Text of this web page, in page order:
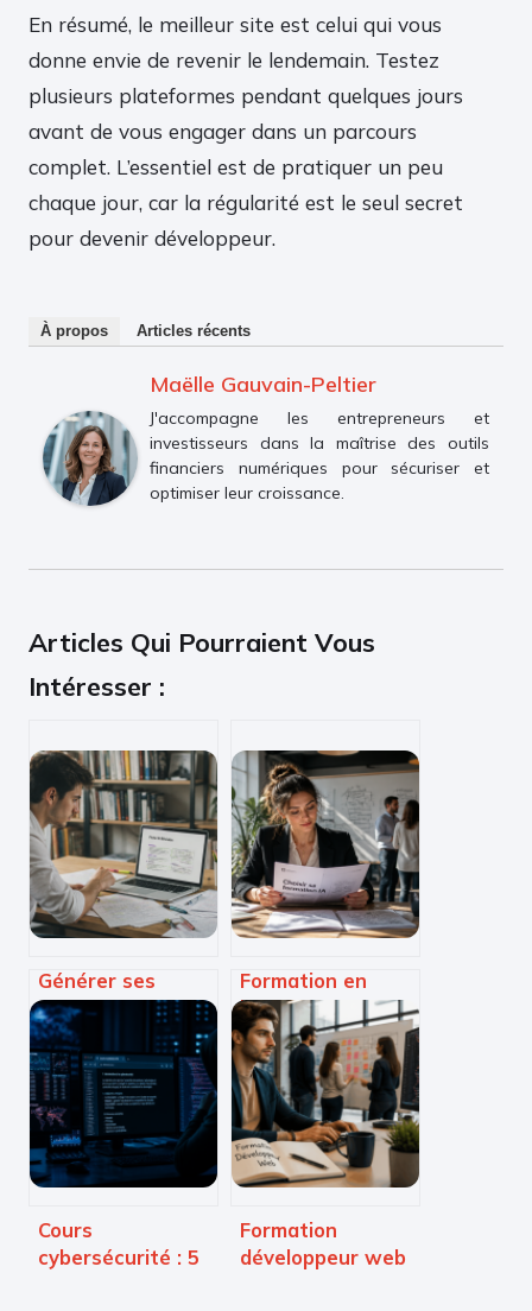
En résumé, le meilleur site est celui qui vous
donne envie de revenir le lendemain. Testez
plusieurs plateformes pendant quelques jours
avant de vous engager dans un parcours
complet. L’essentiel est de pratiquer un peu
chaque jour, car la régularité est le seul secret
pour devenir développeur.
À propos Articles récents
Maëlle Gauvain-Peltier
J'accompagne les entrepreneurs et
investisseurs dans la maîtrise des outils
financiers numériques pour sécuriser et
optimiser leur croissance.
Articles Qui Pourraient Vous
Intéresser :
Générer ses
fiches de révision
par IA : 2 minutes
pour synthétiser
50 pages de cours
Formation en
intelligence
artificielle : 5
critères pour
choisir le parcours
adapté à votre
carrière
Cours
cybersécurité : 5
Formation
développeur web